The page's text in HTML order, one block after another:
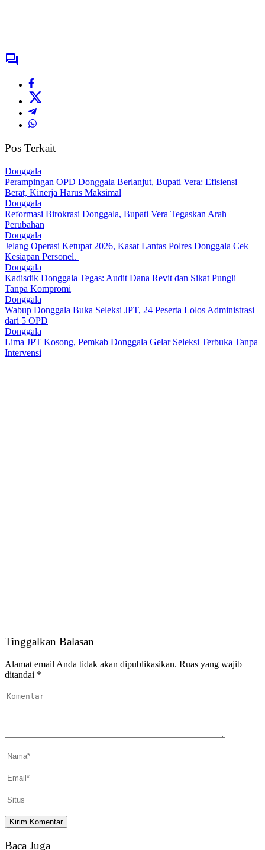
Pos Terkait
Donggala
Perampingan OPD Donggala Berlanjut, Bupati Vera: Efisiensi
Berat, Kinerja Harus Maksimal
Donggala
Reformasi Birokrasi Donggala, Bupati Vera Tegaskan Arah
Perubahan
Donggala
Jelang Operasi Ketupat 2026, Kasat Lantas Polres Donggala Cek
Kesiapan Personel. ​
Donggala
Kadisdik Donggala Tegas: Audit Dana Revit dan Sikat Pungli
Tanpa Kompromi
Donggala
Wabup Donggala Buka Seleksi JPT, 24 Peserta Lolos Administrasi
dari 5 OPD
Donggala
Lima JPT Kosong, Pemkab Donggala Gelar Seleksi Terbuka Tanpa
Intervensi
Tinggalkan Balasan
Alamat email Anda tidak akan dipublikasikan. Ruas yang wajib
ditandai *
Baca Juga